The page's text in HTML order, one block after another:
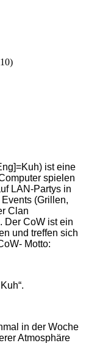
ist eine
spielen
LAN-Partys in
(Grillen,
Clan
Der CoW ist ein
und treffen sich
Motto:
in der Woche
Atmosphäre